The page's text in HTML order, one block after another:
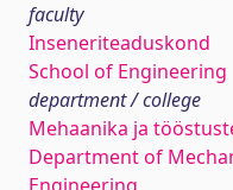
faculty
Inseneriteaduskond
School of Engineering
department / college
Mehaanika ja
Department of